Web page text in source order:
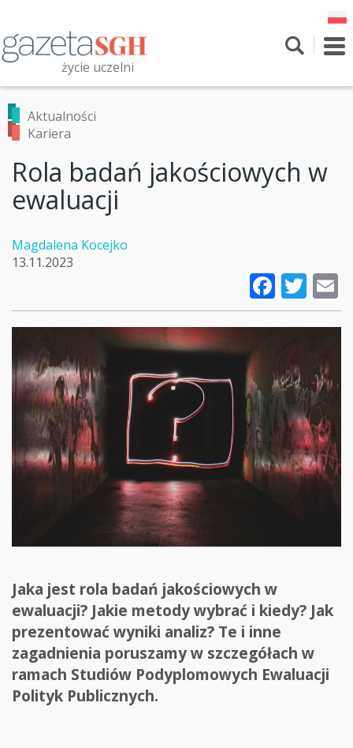
treści
życie uczelni
Przeszukaj witrynę
Aktualności
Kariera
Rola badań jakościowych w
ewaluacji
Magdalena Kocejko
13.11.2023
Jaka jest rola badań jakościowych w
ewaluacji? Jakie metody wybrać i kiedy? Jak
prezentować wyniki analiz? Te i inne
zagadnienia poruszamy w szczegółach w
ramach Studiów Podyplomowych Ewaluacji
Polityk Publicznych.